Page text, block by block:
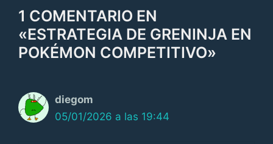
1 COMENTARIO EN
«ESTRATEGIA DE GRENINJA EN
POKÉMON COMPETITIVO»
diegom
05/01/2026 a las 19:44